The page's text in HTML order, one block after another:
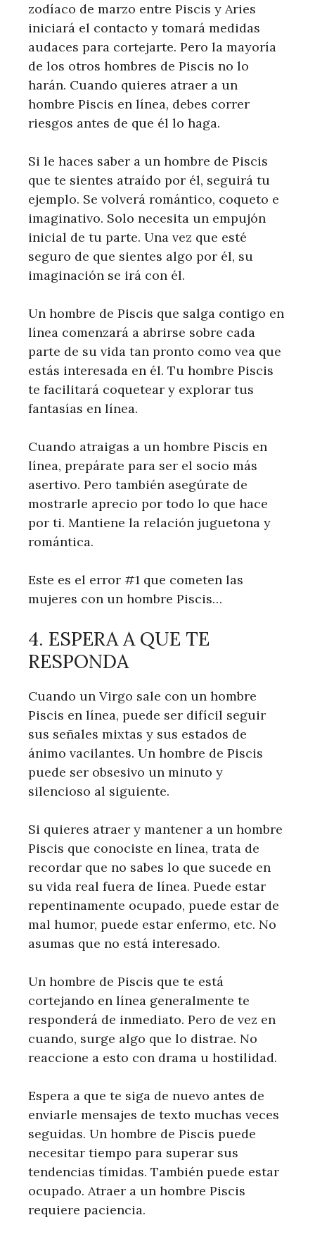
zodíaco de marzo entre Piscis y Aries
iniciará el contacto y tomará medidas
audaces para cortejarte. Pero la mayoría
de los otros hombres de Piscis no lo
harán. Cuando quieres atraer a un
hombre Piscis en línea, debes correr
riesgos antes de que él lo haga.
Si le haces saber a un hombre de Piscis
que te sientes atraído por él, seguirá tu
ejemplo. Se volverá romántico, coqueto e
imaginativo. Solo necesita un empujón
inicial de tu parte. Una vez que esté
seguro de que sientes algo por él, su
imaginación se irá con él.
Un hombre de Piscis que salga contigo en
línea comenzará a abrirse sobre cada
parte de su vida tan pronto como vea que
estás interesada en él. Tu hombre Piscis
te facilitará coquetear y explorar tus
fantasías en línea.
Cuando atraigas a un hombre Piscis en
línea, prepárate para ser el socio más
asertivo. Pero también asegúrate de
mostrarle aprecio por todo lo que hace
por ti. Mantiene la relación juguetona y
romántica.
Este es el error #1 que cometen las
mujeres con un hombre Piscis…
4. ESPERA A QUE TE
RESPONDA
Cuando un Virgo sale con un hombre
Piscis en línea, puede ser difícil seguir
sus señales mixtas y sus estados de
ánimo vacilantes. Un hombre de Piscis
puede ser obsesivo un minuto y
silencioso al siguiente.
Si quieres atraer y mantener a un hombre
Piscis que conociste en línea, trata de
recordar que no sabes lo que sucede en
su vida real fuera de línea. Puede estar
repentinamente ocupado, puede estar de
mal humor, puede estar enfermo, etc. No
asumas que no está interesado.
Un hombre de Piscis que te está
cortejando en línea generalmente te
responderá de inmediato. Pero de vez en
cuando, surge algo que lo distrae. No
reaccione a esto con drama u hostilidad.
Espera a que te siga de nuevo antes de
enviarle mensajes de texto muchas veces
seguidas. Un hombre de Piscis puede
necesitar tiempo para superar sus
tendencias tímidas. También puede estar
ocupado. Atraer a un hombre Piscis
requiere paciencia.